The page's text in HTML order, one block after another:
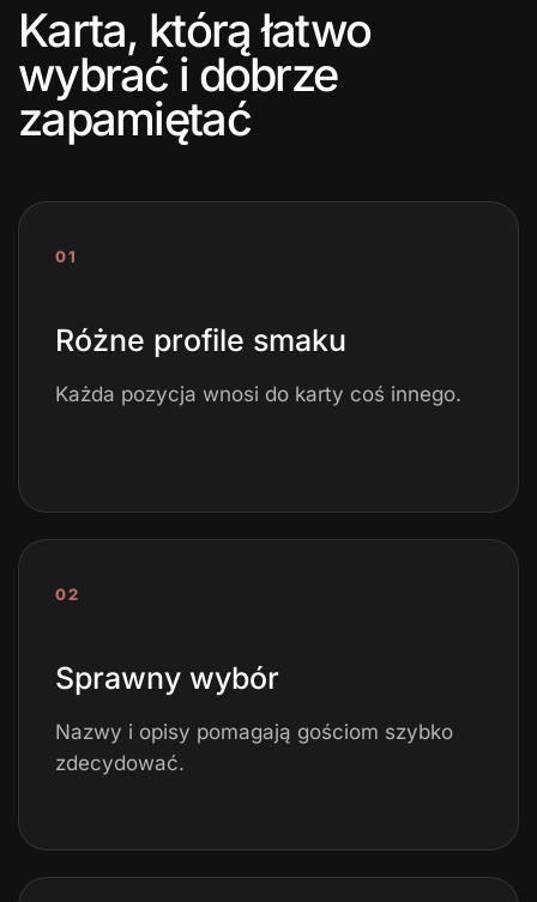
Karta, którą łatwo
wybrać i dobrze
zapamiętać
01
Różne profile smaku
Każda pozycja wnosi do karty coś innego.
02
Sprawny wybór
Nazwy i opisy pomagają gościom szybko
zdecydować.